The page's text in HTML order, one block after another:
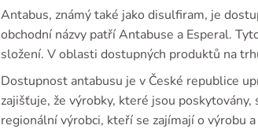
Antabus, známý také jako disulfiram, je
obchodní názvy patří Antabuse a Esperal.
složení. V oblasti dostupných produktů na
Dostupnost antabusu je v České republice
zajišťuje, že výrobky, které jsou
regionální výrobci, kteří se zajímají o výrobu